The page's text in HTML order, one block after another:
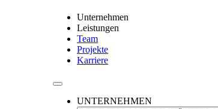
Unternehmen
Leistungen
Team
Projekte
Karriere
UNTERNEHMEN